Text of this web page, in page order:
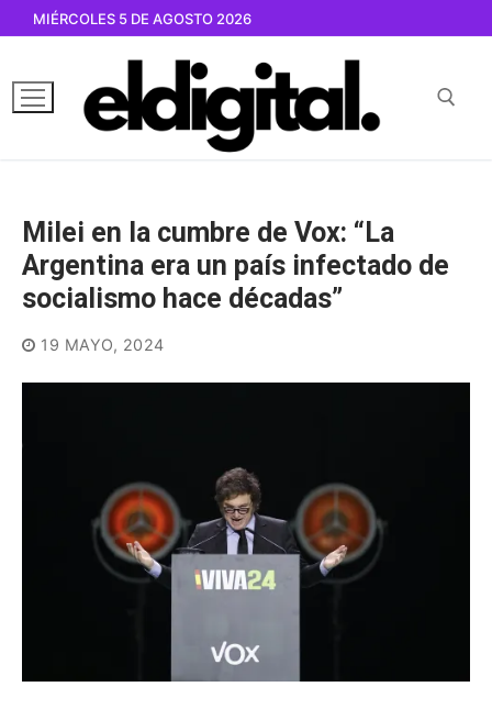
contenido
MIÉRCOLES 5 DE AGOSTO 2026
Milei en la cumbre de Vox: “La
Argentina era un país infectado de
socialismo hace décadas”
19 MAYO, 2024